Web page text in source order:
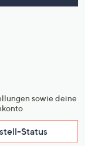
sowie deine
Status